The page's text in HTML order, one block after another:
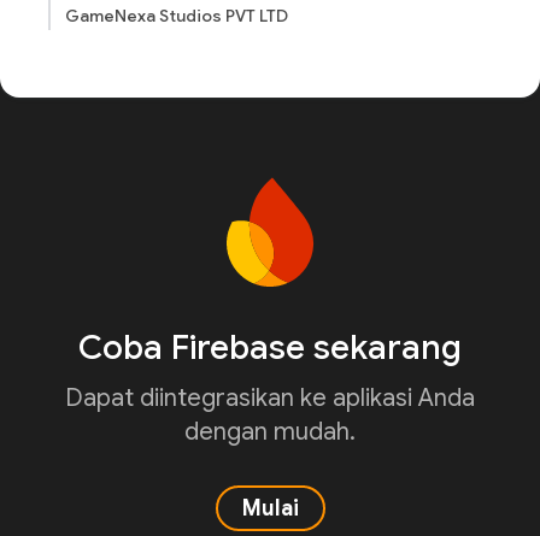
GameNexa Studios PVT LTD
Coba Firebase sekarang
Dapat diintegrasikan ke aplikasi Anda
dengan mudah.
Mulai